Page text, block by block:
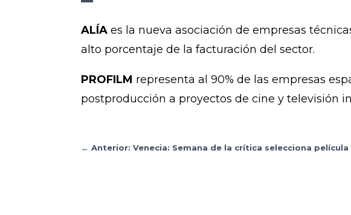
ALÍA es la nueva asociación de empresas
alto porcentaje de la facturación del sector.
PROFILM representa al 90% de las empresas
postproducción a proyectos de cine y televisión
←Anterior: Venecia: Semana de la crítica selecciona película